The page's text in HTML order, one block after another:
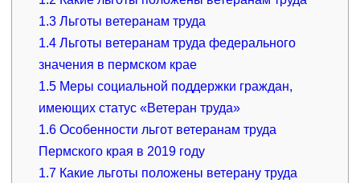
1.3 Льготы ветеранам труда
1.4 Льготы ветеранам труда федерального
значения в пермском крае
1.5 Меры социальной поддержки граждан,
имеющих статус «Ветеран труда»
1.6 Особенности льгот ветеранам труда
Пермского края в 2019 году
1.7 Какие льготы положены ветерану труда